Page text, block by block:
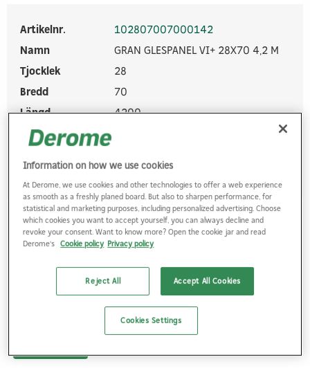
Artikelnr.
102807007000142
Namn
GRAN GLESPANEL VI+ 28X70 4,2 M
Tjocklek
28
Bredd
70
Längd
4200
Logga in
Artikelnr.
102807007000145
Namn
GRAN GLESPANEL VI+ 28X70 4,5 M
Tjocklek
28
70
4500
Information on how we use cookies
At Derome, we use cookies and other technologies to offer a web experience
as smooth as a freshly planed board. But also to sharpen performance, for
statistical and marketing purposes, including personalized advertising. Choose
which cookies you want to accept yourself, you can always decline and
revoke your consent. Want to know more? Open the cookie jar and read
Derome's Cookie policy Privacy policy
Reject All Accept All Cookies
Cookies Settings